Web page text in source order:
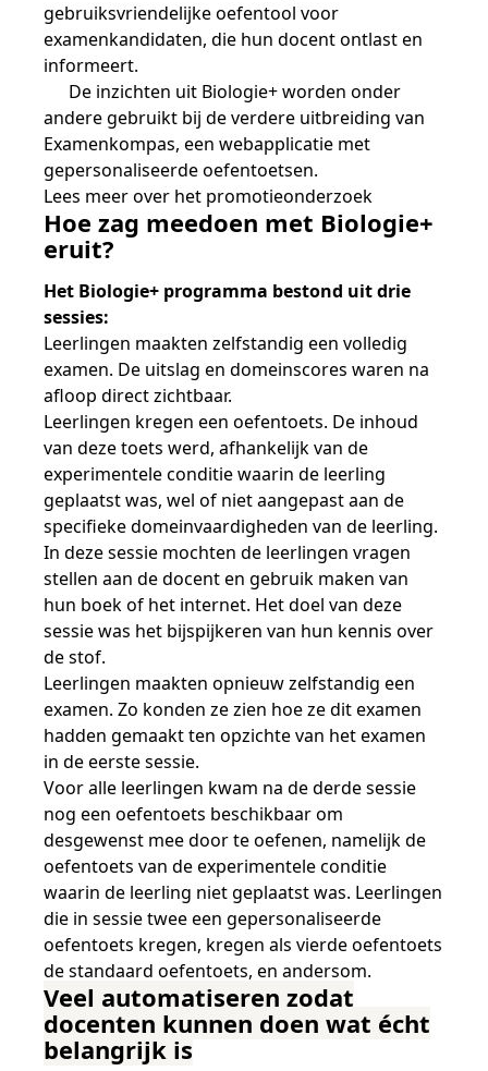
gebruiksvriendelijke oefentool voor
examenkandidaten, die hun docent ontlast en
informeert.
De inzichten uit Biologie+ worden onder
andere gebruikt bij de verdere uitbreiding van
Examenkompas, een webapplicatie met
gepersonaliseerde oefentoetsen.
Lees meer over het promotieonderzoek
Hoe zag meedoen met Biologie+
eruit?
Het Biologie+ programma bestond uit drie
sessies:
Leerlingen maakten zelfstandig een volledig
examen. De uitslag en domeinscores waren na
afloop direct zichtbaar.
Leerlingen kregen een oefentoets. De inhoud
van deze toets werd, afhankelijk van de
experimentele conditie waarin de leerling
geplaatst was, wel of niet aangepast aan de
specifieke domeinvaardigheden van de leerling.
In deze sessie mochten de leerlingen vragen
stellen aan de docent en gebruik maken van
hun boek of het internet. Het doel van deze
sessie was het bijspijkeren van hun kennis over
de stof.
Leerlingen maakten opnieuw zelfstandig een
examen. Zo konden ze zien hoe ze dit examen
hadden gemaakt ten opzichte van het examen
in de eerste sessie.
Voor alle leerlingen kwam na de derde sessie
nog een oefentoets beschikbaar om
desgewenst mee door te oefenen, namelijk de
oefentoets van de experimentele conditie
waarin de leerling niet geplaatst was. Leerlingen
die in sessie twee een gepersonaliseerde
oefentoets kregen, kregen als vierde oefentoets
de standaard oefentoets, en andersom.
Veel automatiseren zodat
docenten kunnen doen wat écht
belangrijk is